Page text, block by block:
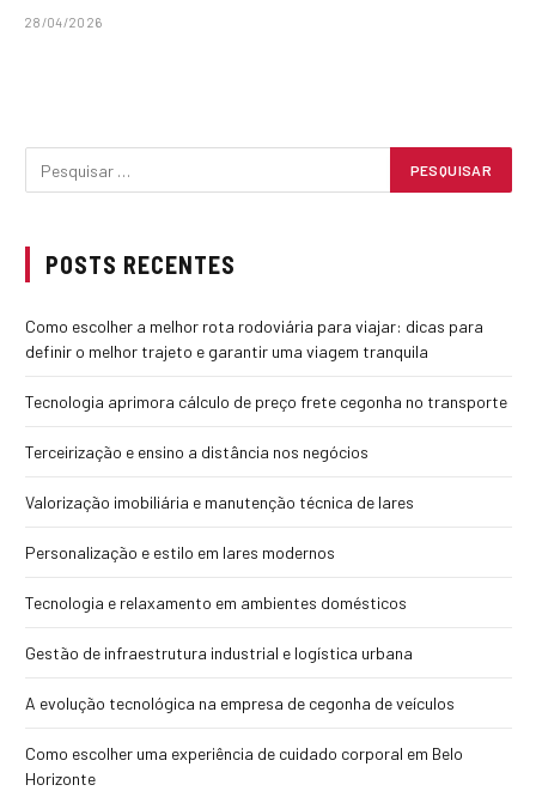
28/04/2026
POSTS RECENTES
Como escolher a melhor rota rodoviária para viajar: dicas para
definir o melhor trajeto e garantir uma viagem tranquila
Tecnologia aprimora cálculo de preço frete cegonha no transporte
Terceirização e ensino a distância nos negócios
Valorização imobiliária e manutenção técnica de lares
Personalização e estilo em lares modernos
Tecnologia e relaxamento em ambientes domésticos
Gestão de infraestrutura industrial e logística urbana
A evolução tecnológica na empresa de cegonha de veículos
Como escolher uma experiência de cuidado corporal em Belo
Horizonte